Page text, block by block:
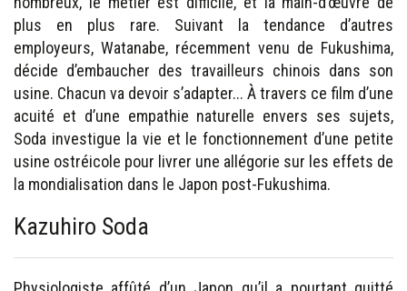
plus en plus rare. Suivant la tendance d’autres
employeurs, Watanabe, récemment venu de Fukushima,
décide d’embaucher des travailleurs chinois dans son
usine. Chacun va devoir s’adapter... À travers ce film d’une
acuité et d’une empathie naturelle envers ses sujets,
Soda investigue la vie et le fonctionnement d’une petite
usine ostréicole pour livrer une allégorie sur les effets de
la mondialisation dans le Japon post-Fukushima.
Kazuhiro Soda